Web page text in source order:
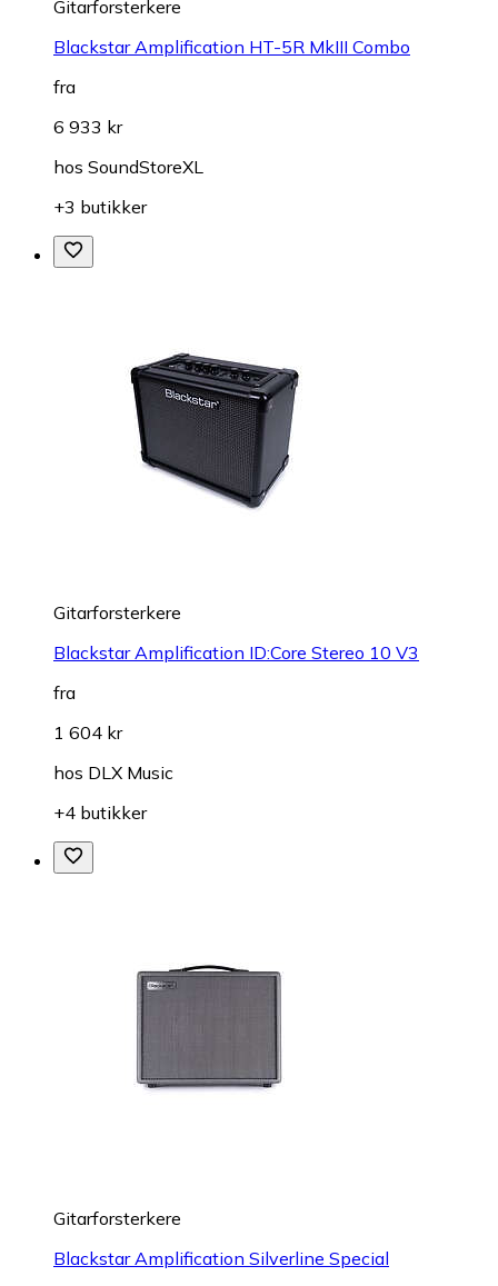
Gitarforsterkere
Blackstar Amplification HT-5R MkIII Combo
fra
6 933 kr
hos SoundStoreXL
+3 butikker
Gitarforsterkere
Blackstar Amplification ID:Core Stereo 10 V3
fra
1 604 kr
hos DLX Music
+4 butikker
Gitarforsterkere
Blackstar Amplification Silverline Special